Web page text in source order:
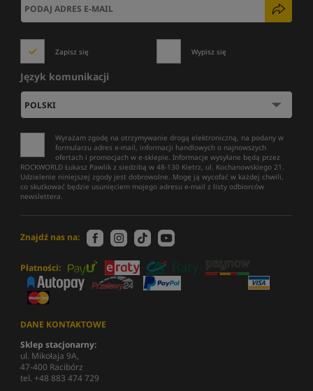
Zapisz się Wypisz się
Język komunikacji
Wyrażam zgodę na otrzymywanie drogą elektroniczną, na podany w
formularzu adres e-mail, informacji handlowych o najnowszych
ofertach i promocjach w e-sklepie. Informacje wysyłane będą przez
ROCKWORLD Łukasz Pawlik z siedzibą w 48-130 Kietrz, ul. Kochanowskiego 21.
Udzielenie niniejszej zgody jest dobrowolne. Mogę ją wycofać w każdej chwili,
co skutkować będzie usunięciem mojego adresu e-mail z listy odbiorców
newslettera.
Znajdź nas na:
Płatności:
DANE KONTAKTOWE
Sklep stacjonarny:
ul. Mikołaja 9A,
47-400 Racibórz
tel. +48 883 474 729